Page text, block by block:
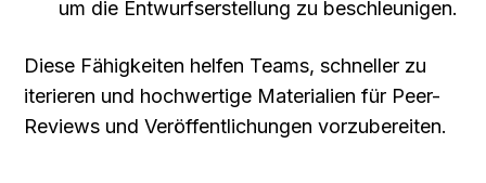
um die Entwurfserstellung zu beschleunigen.
Diese Fähigkeiten helfen Teams, schneller zu
iterieren und hochwertige Materialien für Peer-
Reviews und Veröffentlichungen vorzubereiten.